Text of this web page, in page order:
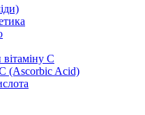
С
(Ascorbic Acid)